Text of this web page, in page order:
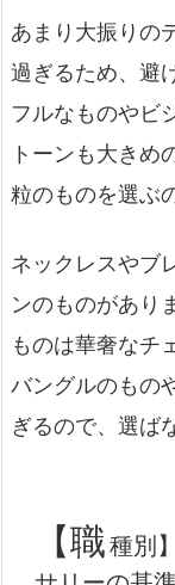
あまり大振りの
過ぎるため、避
フルなものやビ
トーンも大きめ
粒のものを選ぶ
ネックレスやブ
ンのものがあり
ものは華奢なチ
バングルのもの
ぎるので、選ば
【職種別